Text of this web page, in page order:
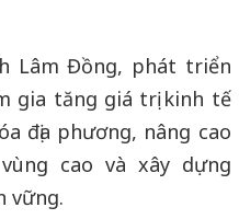
Lâm Đồng, phát triển
gia tăng giá trị kinh tế
địa phương, nâng cao
cao và xây dựng
vững.